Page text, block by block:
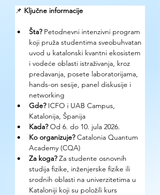
📌 Ključne informacije
Šta? Petodnevni intenzivni program
koji pruža studentima sveobuhvatan
uvod u katalonski kvantni ekosistem
i vodeće oblasti istraživanja, kroz
predavanja, posete laboratorijama,
hands-on sesije, panel diskusije i
networking
Gde? ICFO i UAB Campus,
Katalonija, Španija
Kada? Od 6. do 10. jula 2026.
Ko organizuje? Catalonia Quantum
Academy (CQA)
Za koga? Za studente osnovnih
studija fizike, inženjerske fizike ili
srodnih oblasti na univerzitetima u
Kataloniji koji su položili kurs